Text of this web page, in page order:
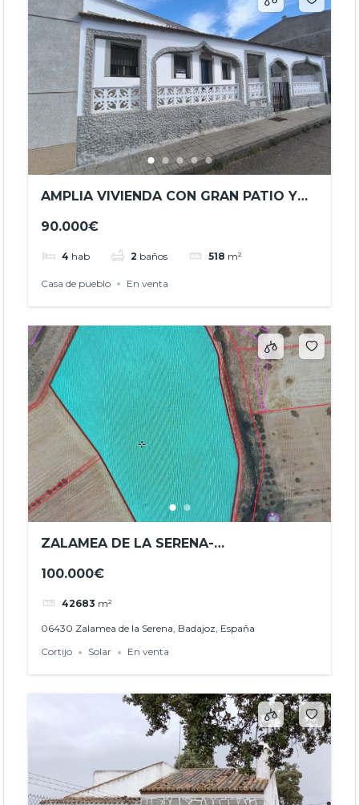
AMPLIA VIVIENDA CON GRAN PATIO Y
ESPARRAGOSA DE LA SERENA- REF.-
JHBA25060
90.000€
4 hab 2 baños 518 m²
Casa de pueblo En venta
ZALAMEA DE LA SERENA-
JHBA2604
100.000€
42683 m²
06430 Zalamea de la Serena, Badajoz, España
Cortijo
Solar En venta